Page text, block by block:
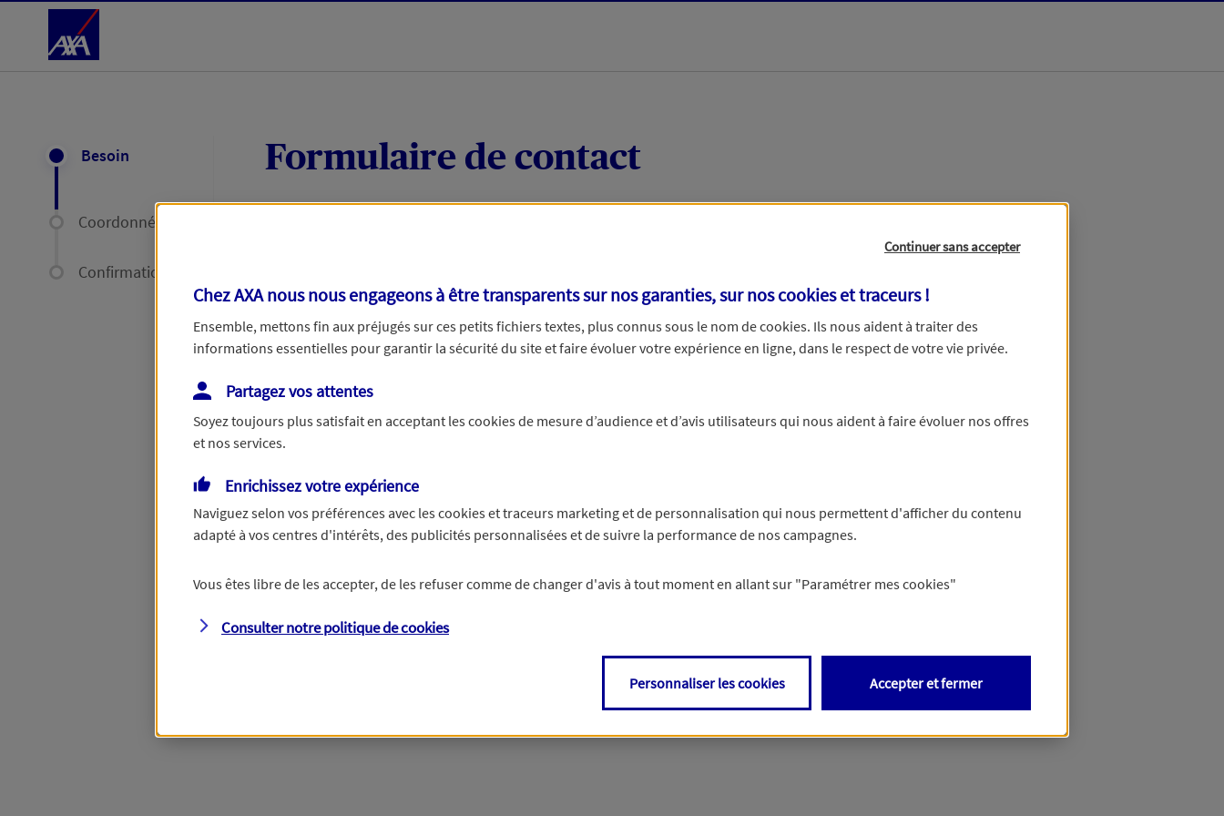
Accéder au Contenu
Besoin
Coordonnées
Confirmation
Formulaire de contact
Votre message :
Vous disposez de droits sur les informations vous concernant. Pour plus d’informations,
Continuer sans accepter
Chez AXA nous nous engageons à être transparents sur nos garanties, sur noscookies et traceurs!
Ensemble, mettons fin aux préjugés sur ces petits fichiers textes, plus connus sous le nom decookies. Ils nous aident à traiter des
informations essentielles pour garantir la sécurité du site et faire évoluer votre expérience en ligne, dans le respect de votre vie privée.
Partagez vos attentes
Soyez toujours plus satisfait en acceptant les cookies de mesure d’audience et d’avis utilisateurs qui nous aident à faire évoluer nos offres
et nos services.
Enrichissez votre expérience
Naviguez selon vos préférences avec les cookies et traceurs marketing et de personnalisation qui nous permettent d'afficher du contenu
adapté à vos centres d'intérêts, des publicités personnalisées et de suivre la performance de nos campagnes.
Vous êtes libre de les accepter, de les refuser comme de changer d'avis à tout moment en allant sur "Paramétrer mes cookies"
Consulter notre politique decookies
Personnaliser les cookies Accepter et fermer